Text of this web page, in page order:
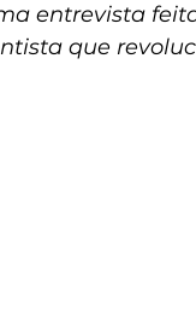
entrevista
que